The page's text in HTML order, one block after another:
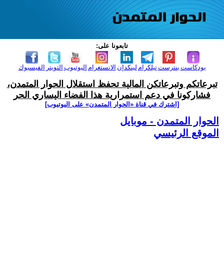
تابعونا على:
الفيسبوك التويتر اليوتيوب الانستغرام لينكدإن تيلكرامبنترست بودكاست
تبرعاتكم وتبرعاتكن المالية تحفظ استقلال الحوار المتمدن،
فشاركونا في دعم استمرارية هذا الفضاء اليساري الحر
[اشترك في قناة ‫«الحوار المتمدن» على اليوتيوب]
الحوار المتمدن - موبايل
الموقع الرئيسي